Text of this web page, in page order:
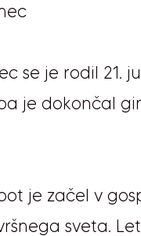
se je rodil 21.
je dokončal
je začel v
sveta.